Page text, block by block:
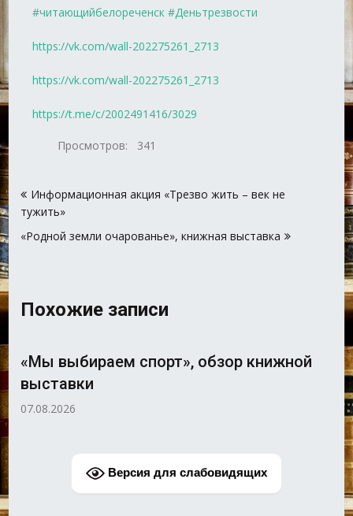
#читающийбелореченск #Деньтрезвости
https://vk.com/wall-202275261_2713
https://vk.com/wall-202275261_2713
https://t.me/c/2002491416/3029
Просмотров: 341
по
записям
Информационная акция «Трезво жить – век не
тужить»
«Родной земли очарованье», книжная выставка
Похожие записи
«Мы выбираем спорт», обзор книжной
выставки
07.08.2026
Версия для слабовидящих